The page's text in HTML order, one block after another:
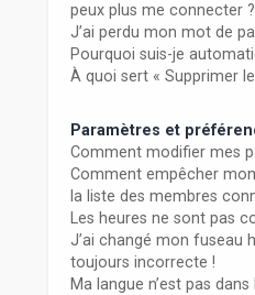
peux plus me connecter
J’ai perdu mon mot de
Pourquoi suis-je
À quoi sert « Supprimer
Paramètres et
Comment modifier mes
Comment empêcher
la liste des membres
Les heures ne sont pas
J’ai changé mon fuseau
toujours incorrecte !
Ma langue n’est pas dans